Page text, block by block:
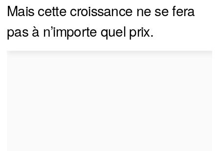
Mais cette croissance ne se fera
pas à n’importe quel prix.